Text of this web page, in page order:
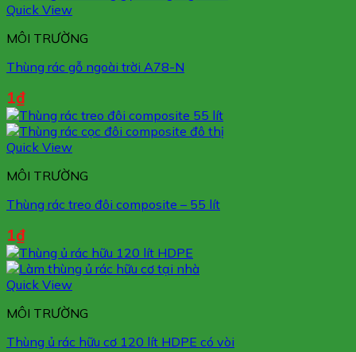
Quick View
MÔI TRƯỜNG
Thùng rác gỗ ngoài trời A78-N
1₫
Quick View
MÔI TRƯỜNG
Thùng rác treo đôi composite – 55 lít
1₫
Quick View
MÔI TRƯỜNG
Thùng ủ rác hữu cơ 120 lít HDPE có vòi